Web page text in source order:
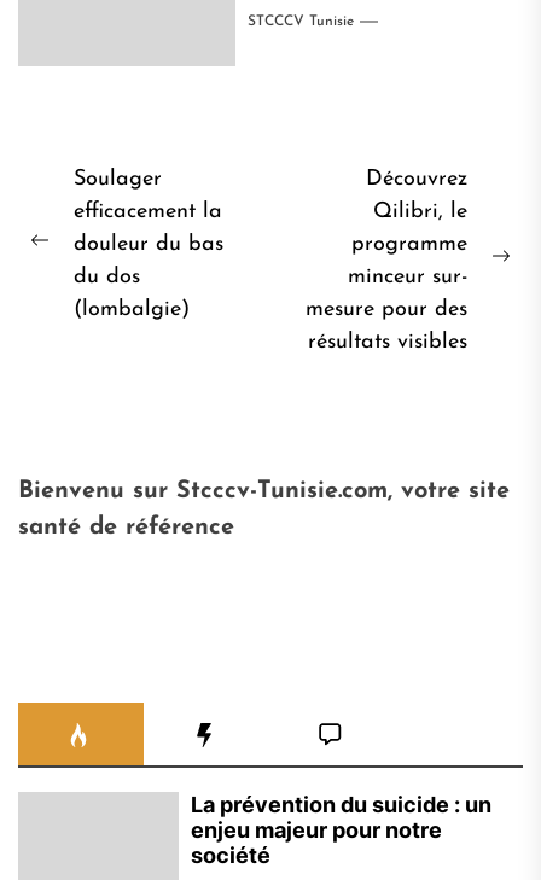
STCCCV Tunisie
Navigation
l’article
précédent:
Soulager
efficacement la
douleur du bas
du dos
(lombalgie)
Découvrez
Qilibri, le
programme
minceur sur-
mesure pour des
résultats visibles
Bienvenu sur Stcccv-Tunisie.com, votre site
santé de référence
La prévention du suicide : un
enjeu majeur pour notre
société